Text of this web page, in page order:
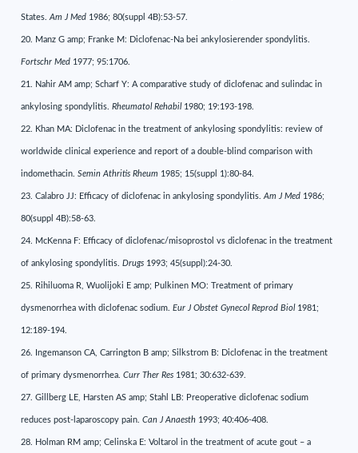
States. Am J Med 1986; 80(suppl 4B):53-57.
20. Manz G amp; Franke M: Diclofenac-Na bei ankylosierender spondylitis.
Fortschr Med 1977; 95:1706.
21. Nahir AM amp; Scharf Y: A comparative study of diclofenac and sulindac in
ankylosing spondylitis.Rheumatol Rehabil1980; 19:193-198.
22. Khan MA: Diclofenac in the treatment of ankylosing spondylitis: review of
worldwide clinical experience and report of a double-blind comparison with
indomethacin.Semin Athritis Rheum 1985; 15(suppl 1):80-84.
23. Calabro JJ: Efficacy of diclofenac in ankylosing spondylitis.Am J Med 1986;
80(suppl 4B):58-63.
24. McKenna F: Efficacy of diclofenac/misoprostol vs diclofenac in the treatment
of ankylosing spondylitis.Drugs 1993; 45(suppl):24-30.
25. Rihiluoma R, Wuolijoki E amp; Pulkinen MO: Treatment of primary
dysmenorrhea with diclofenac sodium.Eur J Obstet Gynecol Reprod Biol 1981;
12:189-194.
26. Ingemanson CA, Carrington B amp; Silkstrom B: Diclofenac in the treatment
of primary dysmenorrhea.Curr Ther Res 1981; 30:632-639.
27. Gillberg LE, Harsten AS amp; Stahl LB: Preoperative diclofenac sodium
reduces post-laparoscopy pain. Can J Anaesth 1993; 40:406-408.
28. Holman RM amp; Celinska E: Voltarol in the treatment of acute gout – a